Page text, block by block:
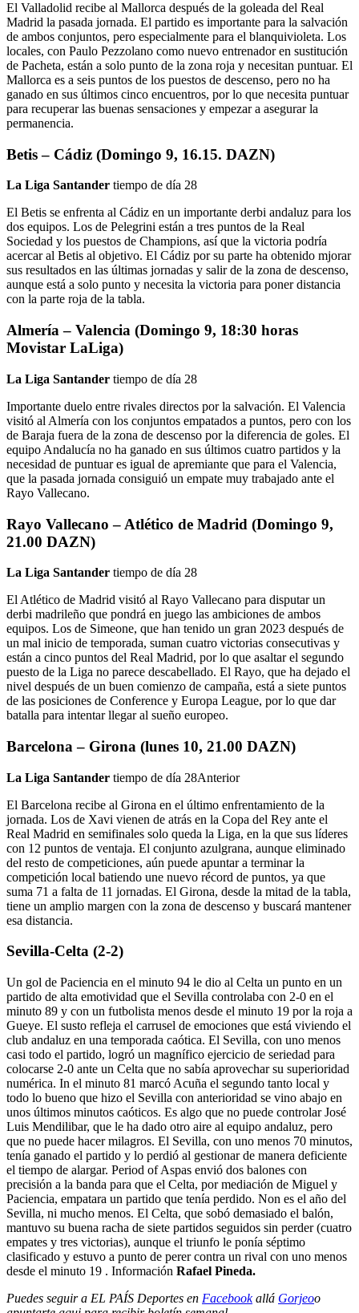
El Valladolid recibe al Mallorca después de la goleada del Real
Madrid la pasada jornada. El partido es importante para la salvación
de ambos conjuntos, pero especialmente para el blanquivioleta. Los
locales, con Paulo Pezzolano como nuevo entrenador en sustitución
de Pacheta, están a solo punto de la zona roja y necesitan puntuar. El
Mallorca es a seis puntos de los puestos de descenso, pero no ha
ganado en sus últimos cinco encuentros, por lo que necesita puntuar
para recuperar las buenas sensaciones y empezar a asegurar la
permanencia.
Betis – Cádiz (Domingo 9, 16.15. DAZN)
La Liga Santander tiempo de día 28
El Betis se enfrenta al Cádiz en un importante derbi andaluz para los
dos equipos. Los de Pelegrini están a tres puntos de la Real
Sociedad y los puestos de Champions, así que la victoria podría
acercar al Betis al objetivo. El Cádiz por su parte ha obtenido mjorar
sus resultados en las últimas jornadas y salir de la zona de descenso,
aunque está a solo punto y necesita la victoria para poner distancia
con la parte roja de la tabla.
Almería – Valencia (Domingo 9, 18:30 horas
Movistar LaLiga)
La Liga Santander tiempo de día 28
Importante duelo entre rivales directos por la salvación. El Valencia
visitó al Almería con los conjuntos empatados a puntos, pero con los
de Baraja fuera de la zona de descenso por la diferencia de goles. El
equipo Andalucía no ha ganado en sus últimos cuatro partidos y la
necesidad de puntuar es igual de apremiante que para el Valencia,
que la pasada jornada consiguió un empate muy trabajado ante el
Rayo Vallecano.
Rayo Vallecano – Atlético de Madrid (Domingo 9,
21.00 DAZN)
La Liga Santander tiempo de día 28
El Atlético de Madrid visitó al Rayo Vallecano para disputar un
derbi madrileño que pondrá en juego las ambiciones de ambos
equipos. Los de Simeone, que han tenido un gran 2023 después de
un mal inicio de temporada, suman cuatro victorias consecutivas y
están a cinco puntos del Real Madrid, por lo que asaltar el segundo
puesto de la Liga no parece descabellado. El Rayo, que ha dejado el
nivel después de un buen comienzo de campaña, está a siete puntos
de las posiciones de Conference y Europa League, por lo que dar
batalla para intentar llegar al sueño europeo.
Barcelona – Girona (lunes 10, 21.00 DAZN)
La Liga Santander tiempo de día 28Anterior
El Barcelona recibe al Girona en el último enfrentamiento de la
jornada. Los de Xavi vienen de atrás en la Copa del Rey ante el
Real Madrid en semifinales solo queda la Liga, en la que sus líderes
con 12 puntos de ventaja. El conjunto azulgrana, aunque eliminado
del resto de competiciones, aún puede apuntar a terminar la
competición local batiendo une nuevo récord de puntos, ya que
suma 71 a falta de 11 jornadas. El Girona, desde la mitad de la tabla,
tiene un amplio margen con la zona de descenso y buscará mantener
esa distancia.
Sevilla-Celta (2-2)
Un gol de Paciencia en el minuto 94 le dio al Celta un punto en un
partido de alta emotividad que el Sevilla controlaba con 2-0 en el
minuto 89 y con un futbolista menos desde el minuto 19 por la roja a
Gueye. El susto refleja el carrusel de emociones que está viviendo el
club andaluz en una temporada caótica. El Sevilla, con uno menos
casi todo el partido, logró un magnífico ejercicio de seriedad para
colocarse 2-0 ante un Celta que no sabía aprovechar su superioridad
numérica. In el minuto 81 marcó Acuña el segundo tanto local y
todo lo bueno que hizo el Sevilla con anterioridad se vino abajo en
unos últimos minutos caóticos. Es algo que no puede controlar José
Luis Mendilibar, que le ha dado otro aire al equipo andaluz, pero
que no puede hacer milagros. El Sevilla, con uno menos 70 minutos,
tenía ganado el partido y lo perdió al gestionar de manera deficiente
el tiempo de alargar. Period of Aspas envió dos balones con
precisión a la banda para que el Celta, por mediación de Miguel y
Paciencia, empatara un partido que tenía perdido. Non es el año del
Sevilla, ni mucho menos. El Celta, que sobó demasiado el balón,
mantuvo su buena racha de siete partidos seguidos sin perder (cuatro
empates y tres victorias), aunque el triunfo le ponía séptimo
clasificado y estuvo a punto de perer contra un rival con uno menos
desde el minuto 19 . Información Rafael Pineda.
Puedes seguir a EL PAÍS Deportes en Facebookallá Gorjeoo